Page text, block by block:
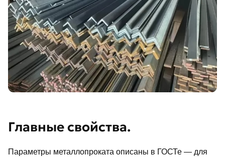
Главные свойства.
Параметры металлопроката описаны в ГОСТе — для